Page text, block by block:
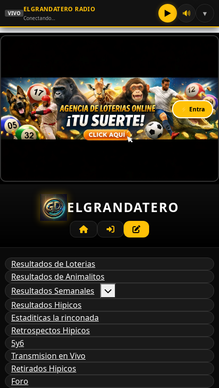
VIVO
ELGRANDATERO RADIO
Conectando… ▶ 🔊 ▾
⚡ Entra
ELGRANDATERO
Resultados de Loterias
Resultados de Animalitos
Resultados Semanales
Resultados Hipicos
Estaditicas la rinconada
Retrospectos Hipicos
5y6
Transmision en Vivo
Retirados Hipicos
Foro